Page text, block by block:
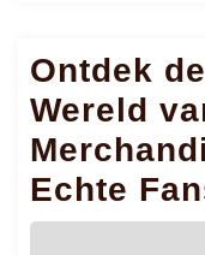
Ontdek
Wereld
Echte